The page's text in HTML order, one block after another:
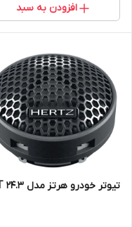
افزودن به سبد
تیوتر خودرو هرتز مدل DT 24.3